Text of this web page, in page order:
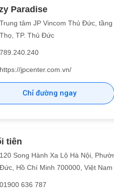
Paradise
tâm JP Vincom Thủ Đức,
TP. Thủ Đức
jpcenter.com.vn/
Chỉ đường ngay
tiên
Song Hành Xa Lộ Hà Nội,
Hồ Chí Minh 700000, Việt Nam
636 787